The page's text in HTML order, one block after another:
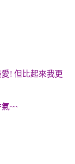
! 但比起來我更
~~